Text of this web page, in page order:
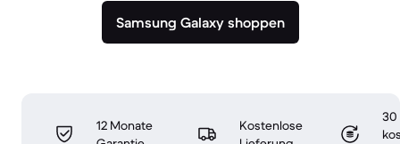
Samsung Galaxy shoppen
12 Monate
Kostenlose
30